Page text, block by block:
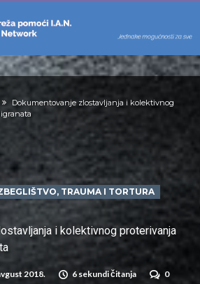
Dokumentovanje zlostavljanja i kolektivnog
TRAUMA I TORTURA
i kolektivnog proterivanja
2018. 6 sekundi čitanja
0